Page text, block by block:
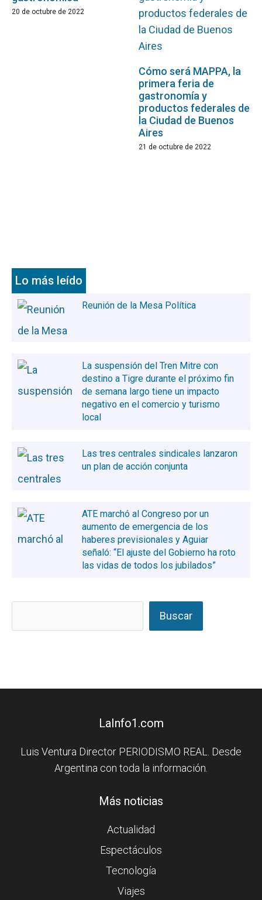
20 de octubre de 2022
Cómo será MAPPA, la
primera feria de
gastronomía y
productos federales de
la Ciudad de Buenos
Aires
21 de octubre de 2022
Lo más leído
Reunión de la Mesa Política
La suspensión del Tren Mitre con
destino a Tigre durante el próximo fin
de semana largo tiene un impacto
negativo en el comercio y turismo
local
Las tres centrales sindicales lanzaron
un plan de acción conjunta
ATE marchó al Congreso por un
aumento de emergencia de los
haberes previsionales y Aguiar
señaló: “El ajuste del Gobierno ha roto
las vidas de todos los jubilados”
Buscar
LaInfo1.com
Luis Ventura Director PERIODISMO REAL. Desde
Argentina con toda la información.
Más noticias
Actualidad
Espectáculos
Tecnología
Viajes